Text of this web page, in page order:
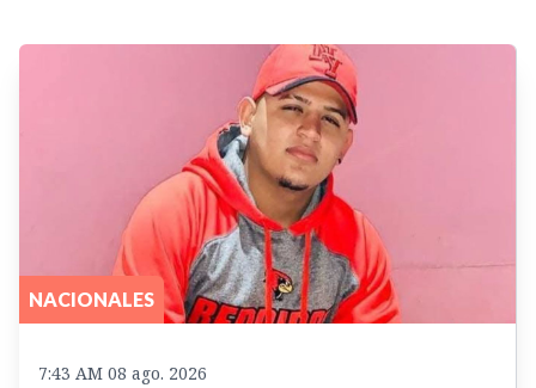
NACIONALES
7:43 AM 08 ago. 2026